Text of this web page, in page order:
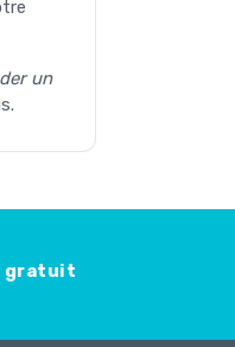
un
gratuit